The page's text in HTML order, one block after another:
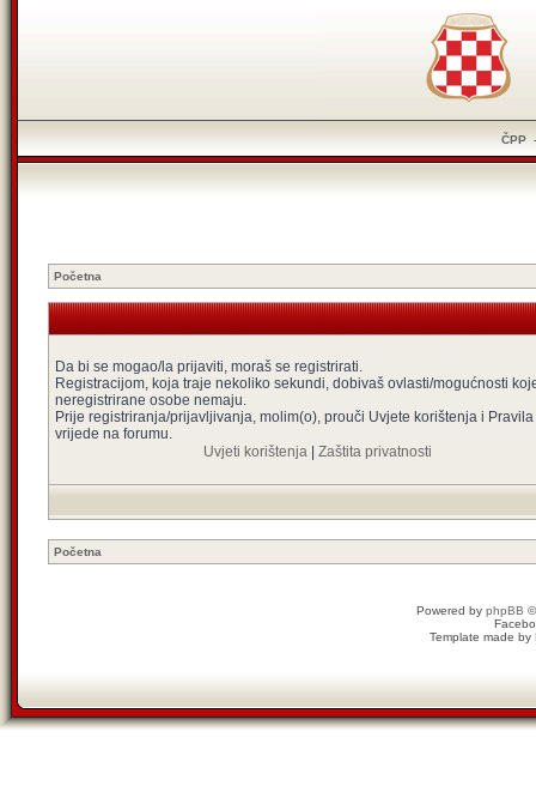
ČPP
Početna
Da bi se mogao/la prijaviti, moraš se registrirati.
Registracijom, koja traje nekoliko sekundi, dobivaš ovlasti/mogućnosti
neregistrirane osobe nemaju.
Prije registriranja/prijavljivanja, molim(o), prouči Uvjete korištenja i
vrijede na forumu.
Uvjeti korištenja| Zaštita privatnosti
Početna
Powered by phpBB
Template made by